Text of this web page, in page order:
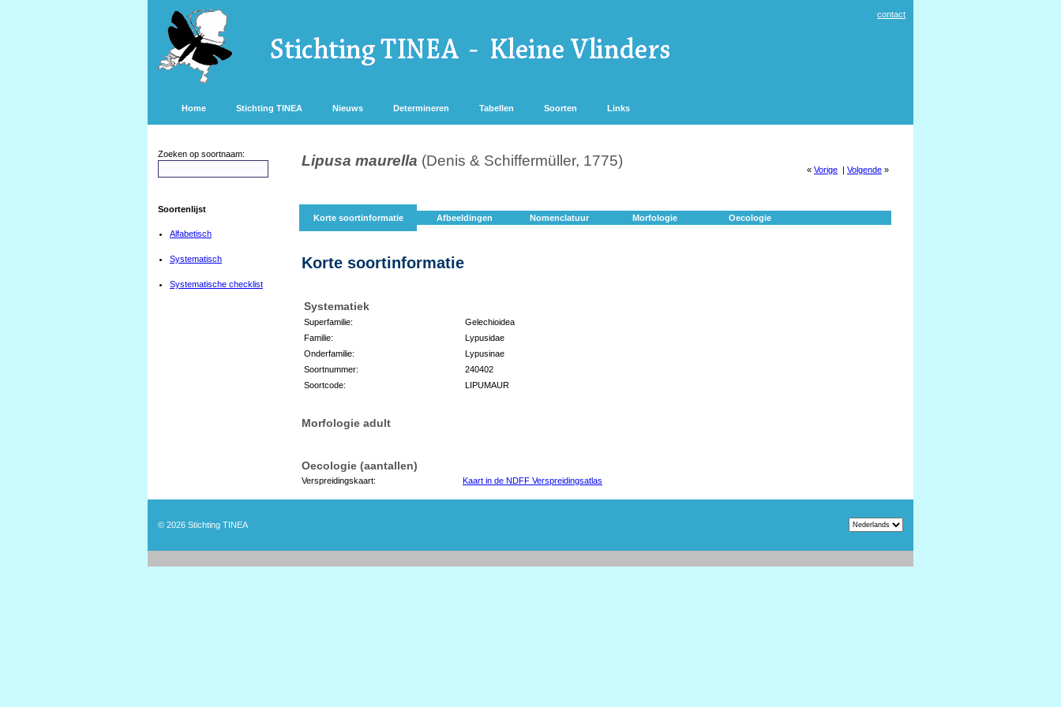
contact
Home Stichting TINEA Nieuws Determineren Tabellen Soorten Links
Zoeken op soortnaam:
Soortenlijst
Alfabetisch
Systematisch
Systematische checklist
Lipusa maurella (Denis & Schiffermüller, 1775)
« Vorige | Volgende »
Korte soortinformatie Afbeeldingen Nomenclatuur Morfologie Oecologie
Korte soortinformatie
Systematiek
Superfamilie:
Gelechioidea
Familie:
Lypusidae
Onderfamilie:
Lypusinae
Soortnummer:
240402
Soortcode:
LIPUMAUR
Morfologie adult
Oecologie (aantallen)
Verspreidingskaart: Kaart in de NDFF Verspreidingsatlas
© 2026 Stichting TINEA